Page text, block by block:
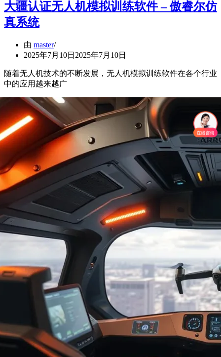
大疆认证无人机模拟训练软件 – 傲睿尔仿
真系统
由 master
2025年7月10日 2025年7月10日
随着无人机技术的不断发展，无人机模拟训练软件在各个行业
中的应用越来越广